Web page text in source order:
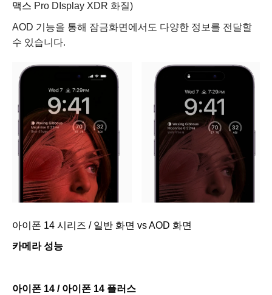
맥스 Pro DIsplay XDR 화질)
AOD 기능을 통해 잠금화면에서도 다양한 정보를 전달할
수 있습니다.
아이폰 14 시리즈 / 일반 화면 vs AOD 화면
카메라 성능
아이폰 14 / 아이폰 14 플러스